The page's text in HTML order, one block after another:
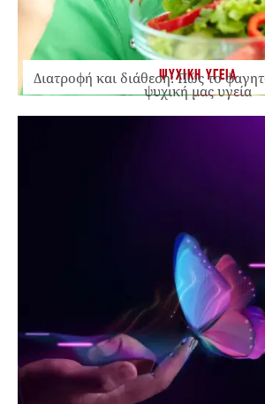
ΨΥΧΙΚΗ ΥΓΕΙΑ
Διατροφή και διάθεση: Πώς το
ψυχική μας υγεία